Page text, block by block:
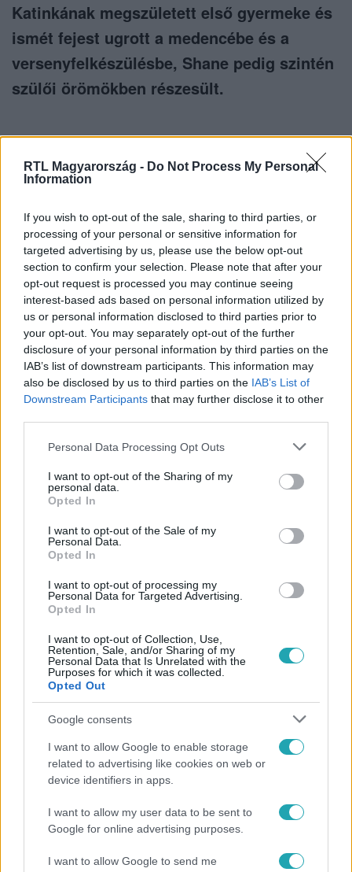
RTL Magyarország - Do Not Process My Personal
Information
If you wish to opt-out of the sale, sharing to third parties, or
processing of your personal or sensitive information for
targeted advertising by us, please use the below opt-out
section to confirm your selection. Please note that after your
opt-out request is processed you may continue seeing
interest-based ads based on personal information utilized by
us or personal information disclosed to third parties prior to
your opt-out. You may separately opt-out of the further
disclosure of your personal information by third parties on the
IAB’s list of downstream participants. This information may
also be disclosed by us to third parties on the IAB’s List of
Downstream Participants that may further disclose it to other
Please note that this website/app uses one or more Google
not limited to your visit or usage behaviour. You may click to
grant or deny consent to Google and its third-party tags to
use your data for below specified purposes in below Google
consent section.
Personal Data Processing Opt Outs
I want to opt-out of the Sharing of my
personal data.
Opted In
I want to opt-out of the Sale of my
Personal Data.
Opted In
I want to opt-out of processing my
Personal Data for Targeted Advertising.
Opted In
I want to opt-out of Collection, Use,
Retention, Sale, and/or Sharing of my
Personal Data that Is Unrelated with the
Purposes for which it was collected.
Opted Out
Google consents
I want to allow Google to enable storage
related to advertising like cookies on web or
device identifiers in apps.
I want to allow my user data to be sent to
Google for online advertising purposes.
I want to allow Google to send me
Katinkának megszületett első gyermeke és
ismét fejest ugrott a medencébe és a
versenyfelkészülésbe, Shane pedig szintén
szülői örömökben részesült.
legyen a Google-találatokban!
Kövess minket, és értesülj a friss hírekről a
Követem
VIDEÓ #EZEN A NAPON #SPORT
SHANE TUSUP
MEGCSALÁS #BULVÁR
Népszerű